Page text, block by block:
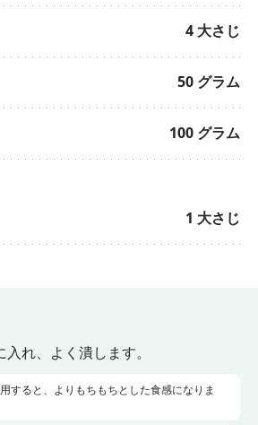
4 大さじ
50 グラム
100 グラム
1 大さじ
れ、よく潰します。
すると、よりもちもちとした食感になりま